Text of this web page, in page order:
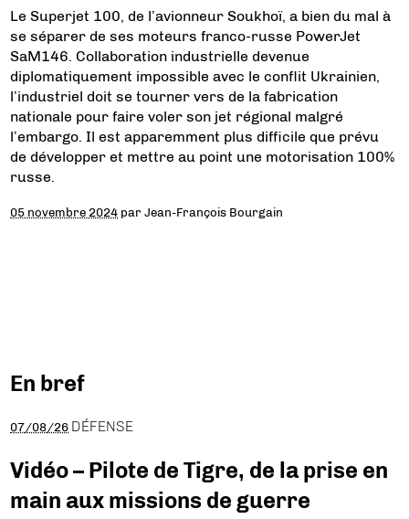
Le Superjet 100, de l’avionneur Soukhoï, a bien du mal à
se séparer de ses moteurs franco-russe PowerJet
SaM146. Collaboration industrielle devenue
diplomatiquement impossible avec le conflit Ukrainien,
l’industriel doit se tourner vers de la fabrication
nationale pour faire voler son jet régional malgré
l’embargo. Il est apparemment plus difficile que prévu
de développer et mettre au point une motorisation 100%
russe.
05 novembre 2024 parJean-François Bourgain
En bref
07/08/26 DÉFENSE
Vidéo – Pilote de Tigre, de la prise en
main aux missions de guerre